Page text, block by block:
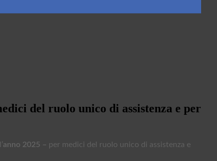
del ruolo unico di assistenza e per
anno 2025 – per medici del ruolo unico di assistenza e